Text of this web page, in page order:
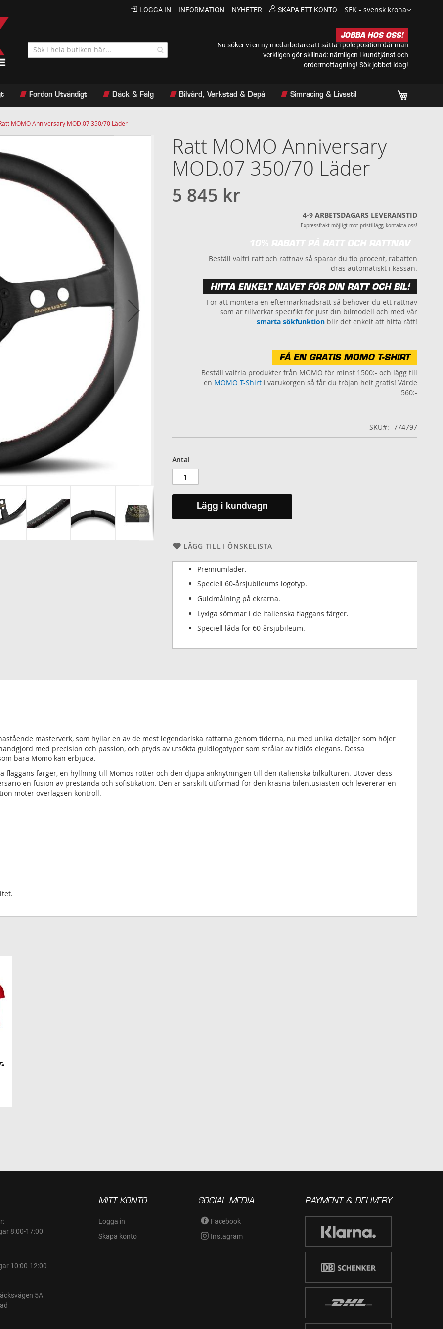
Valuta
SEK - svensk krona
LOGGA IN INFORMATION NYHETER SKAPA ETT KONTO
JOBBA HOS OSS!
Nu söker vi en ny medarbetare att sätta i pole position där man
verkligen gör skillnad: nämligen i kundtjänst och
ordermottagning! Sök jobbet idag!
Fordon Utvändigt Däck & Fälg Bilvård, Verkstad & Depå Simracing & Livsstil
MOMO Anniversary MOD.07 350/70 Läder
Ratt MOMO Anniversary
MOD.07 350/70 Läder
5 845 kr
4-9 ARBETSDAGARS LEVERANSTID
Expressfrakt möjligt mot pristillägg, kontakta oss!
Beställ valfri ratt och rattnav så sparar du tio procent, rabatten
dras automatiskt i kassan.
HITTA ENKELT NAVET FÖR DIN RATT OCH BIL!
För att montera en eftermarknadsratt så behöver du ett rattnav
som är tillverkat specifikt för just din bilmodell och med vår
smarta sökfunktion blir det enkelt att hitta rätt!
FÅ EN GRATIS MOMO T-SHIRT
Beställ valfria produkter från MOMO för minst 1500:- och lägg till
en MOMO T-Shirt i varukorgen så får du tröjan helt gratis! Värde
560:-
SKU 774797
Antal
Lägg i kundvagn
LÄGG TILL I ÖNSKELISTA
Premiumläder.
Speciell 60-årsjubileums logotyp.
Guldmålning på ekrarna.
Lyxiga sömmar i de italienska flaggans färger.
Speciell låda för 60-årsjubileum.
mästerverk, som hyllar en av de mest legendariska rattarna genom tiderna, nu med unika detaljer som höjer
med precision och passion, och pryds av utsökta guldlogotyper som strålar av tidlös elegans. Dessa
bara Momo kan erbjuda.
flaggans färger, en hyllning till Momos rötter och den djupa anknytningen till den italienska bilkulturen. Utöver dess
en fusion av prestanda och sofistikation. Den är särskilt utformad för den kräsna bilentusiasten och levererar en
möter överlägsen kontroll.
8:00-17:00
10:00-12:00
5A
MITT KONTO
Logga in
Skapa konto
SOCIAL MEDIA
Facebook
Instagram
PAYMENT & DELIVERY